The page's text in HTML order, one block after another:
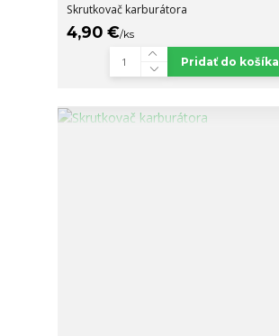
Skrutkovač karburátora
4,90 €/ks
Pridať do košíka